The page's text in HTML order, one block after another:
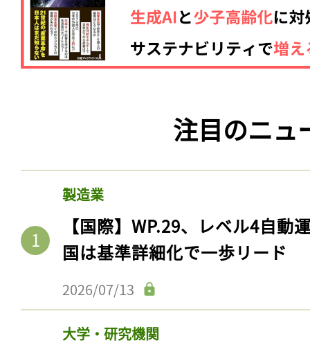
注目のニュ
製造業
【国際】WP.29、レベル4自動
国は基準詳細化で一歩リード
2026/07/13
大学・研究機関